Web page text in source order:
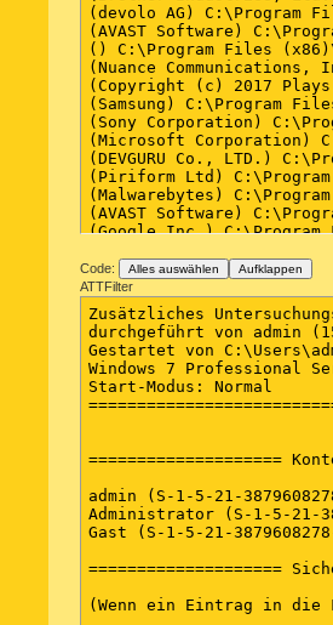
Code: Alles auswählen Aufklappen
ATTFilter
Zusätzliches Untersuchungsergebnis von Farbar Recovery Scan Tool (x64) Version: 14.11.2018
durchgeführt von admin (15-11-2018 20:43:46)
Gestartet von C:\Users\admin\Desktop
Windows 7 Professional Service Pack 1 (X64) (2014-05-16 15:09:58)
Start-Modus: Normal
==========================================================


==================== Konten: =============================

admin (S-1-5-21-3879608278-1092068691-3136766607-1000 - Administrator - Enabled) => C:\Users\admin
Administrator (S-1-5-21-3879608278-1092068691-3136766607-500 - Administrator - Disabled)
Gast (S-1-5-21-3879608278-1092068691-3136766607-501 - Limited - Disabled)

==================== Sicherheits-Center ========================

(Wenn ein Eintrag in die Fixlist aufgenommen wird, wird er entfernt.)

AV: Avast Antivirus (Enabled - Up to date) {8EA8924E-BC81-DC44-8BB0-8BAE75D86EBF}
AV: Malwarebytes (Enabled - Up to date) {23007AD3-69FE-687C-2629-D584AFFAF72B}
AS: Malwarebytes (Enabled - Up to date) {98619B37-4FC4-67F2-1C99-EEF6D47DBD96}
AS: Windows Defender (Disabled - Up to date) {D68DDC3A-831F-4fae-9E44-DA132C1ACF46}
AS: Avast Antivirus (Enabled - Up to date) {35C973AA-9ABB-D3CA-B100-B0DC0E5F2402}

==================== Installierte Programme ======================

(Nur Adware-Programme mit dem Zusatz "Hidden" können in die Fixlist aufgenommen werden, um sie sichtbar zu machen. Die Adware-Programme sollten manuell deinstalliert werden.)

7-Zip 16.04 (x64) (HKLM\...\7-Zip) (Version: 16.04 - Igor Pavlov)
7-Zip 18.01 (x64 edition) (HKLM\...\{23170F69-40C1-2702-1801-000001000000}) (Version: 18.01.00.0 - Igor Pavlov)
Adobe Acrobat Reader DC - Deutsch (HKLM-x32\...\{AC76BA86-7AD7-1031-7B44-AC0F074E4100}) (Version: 19.008.20081 - Adobe Systems Incorporated)
Adobe Digital Editions 3.0 (HKLM-x32\...\Adobe Digital Editions 3.0) (Version: 3.0.1 - Adobe Systems Incorporated)
Adobe Flash Player 29 PPAPI (HKLM-x32\...\Adobe Flash Player PPAPI) (Version: 29.0.0.140 - Adobe Systems Incorporated)
AMD Install Manager (HKLM\...\AMD Catalyst Install Manager) (Version: 9.0.000.4 - Advanced Micro Devices, Inc.)
AMD Quick Stream (HKLM\...\{E9EED4AE-682B-4501-9574-D09A21717599}_is1) (Version: 4.0.0.0 - AppEx Networks)
Any Video Converter 5.9.1 (HKLM-x32\...\Any Video Converter_is1) (Version:  - Any-Video-Converter.com)
Avast Free Antivirus (HKLM-x32\...\Avast Antivirus) (Version: 18.7.2354 - AVAST Software)
Avast Secure Browser (HKLM-x32\...\Avast Secure Browser) (Version: 69.1.867.100 - AVAST Software)
Brother MFL-Pro Suite MFC-J470DW (HKLM-x32\...\{7B4C83B6-17C1-4BFD-B86D-4D7AD4498CBB}) (Version: 1.0.4.0 - Brother Industries, Ltd.)
CCleaner (HKLM\...\CCleaner) (Version: 5.48 -